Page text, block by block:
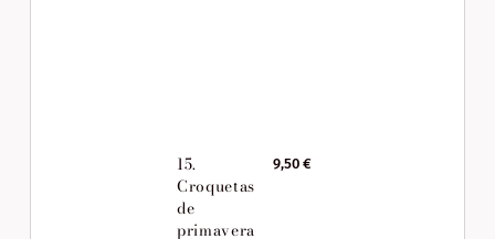
15.
Croquetas
de
primavera
9,50 €